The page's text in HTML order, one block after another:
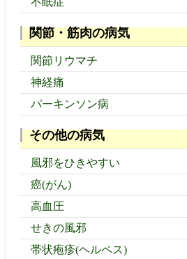
関節・筋肉の病気
関節リウマチ
神経痛
パーキンソン病
その他の病気
風邪をひきやすい
癌(がん)
高血圧
せきの風邪
帯状疱疹(ヘルペス)